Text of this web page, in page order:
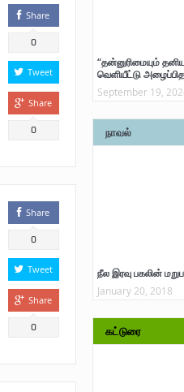
Share
0
Tweet
Share
0
Share
0
Tweet
Share
0
“தன்னுரிமையும்
வெளியீட்டு
September 19,
நாவல்
நீல இரவு பகலின்
January 20, 2018
கட்டுரை